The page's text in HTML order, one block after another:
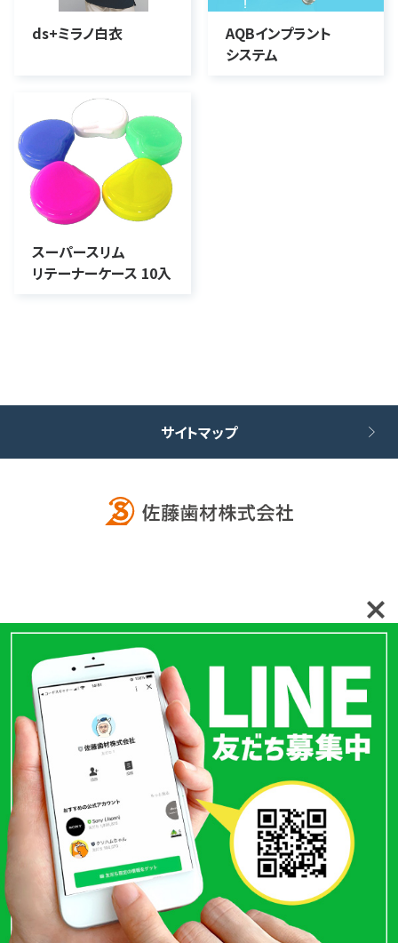
お問
い合
ds+ミラノ白衣
AQBインプラント
システム
スーパースリム
リテーナーケース 10入
商品を検索する
サイトマップ
〒110-0015
東京都台東区東上野1丁目15-3
TEL.03-3833-3986 FAX.03-3833-3989
Copyright （c）Satoh Dental Material co.LTD All Rights Reserved.